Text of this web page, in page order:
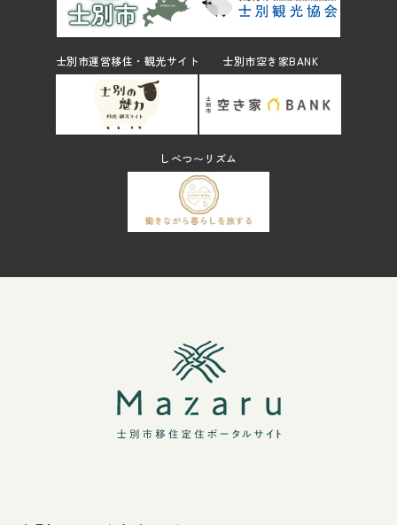
士別市運営移住・観光サイト 士別市空き家BANK
しべつ〜リズム